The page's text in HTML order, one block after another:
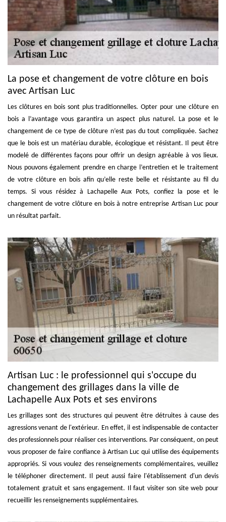
La pose et changement de votre clôture en bois
avec Artisan Luc
Les clôtures en bois sont plus traditionnelles. Opter pour une clôture en
bois a l’avantage vous garantira un aspect plus naturel. La pose et le
changement de ce type de clôture n’est pas du tout compliquée. Sachez
que le bois est un matériau durable, écologique et résistant. Il peut être
modelé de différentes façons pour offrir un design agréable à vos lieux.
Nous pouvons également prendre en charge l’entretien et le traitement
de votre clôture en bois afin qu’elle reste belle et résistante au fil du
temps. Si vous résidez à Lachapelle Aux Pots, confiez la pose et le
changement de votre clôture en bois à notre entreprise Artisan Luc pour
un résultat parfait.
Artisan Luc : le professionnel qui s'occupe du
changement des grillages dans la ville de
Lachapelle Aux Pots et ses environs
Les grillages sont des structures qui peuvent être détruites à cause des
agressions venant de l'extérieur. En effet, il est indispensable de contacter
des professionnels pour réaliser ces interventions. Par conséquent, on peut
vous proposer de faire confiance à Artisan Luc qui utilise des équipements
appropriés. Si vous voulez des renseignements complémentaires, veuillez
le téléphoner directement. Il peut aussi faire l'établissement d'un devis
totalement gratuit et sans engagement. Il faut visiter son site web pour
recueillir les renseignements supplémentaires.